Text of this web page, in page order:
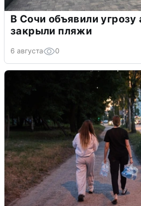
В Сочи объявили
закрыли пляжи
6 августа 0